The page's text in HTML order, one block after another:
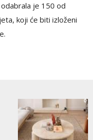
je 150 od
koji će biti izloženi
0